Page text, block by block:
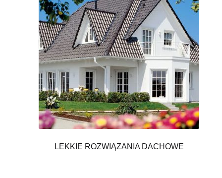
LEKKIE ROZWIĄZANIA DACHOWE